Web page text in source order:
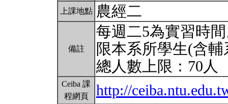
上課地點 農經二
備註
每週二5為實習時
限本系所學生(含
總人數上限：70人
Ceiba 課
程網頁
http://